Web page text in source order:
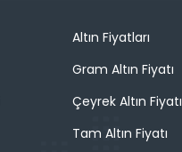
Altın Fiyatları
Gram Altın Fiyatı
Çeyrek Altın Fiyatı
Tam Altın Fiyatı